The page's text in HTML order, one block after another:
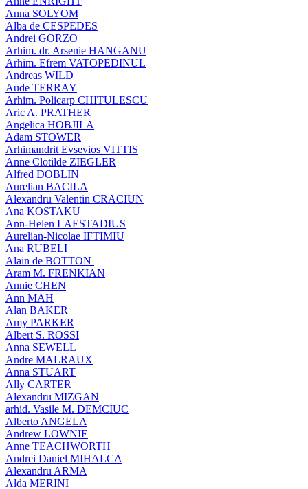
Anna SOLYOM
Alba de CESPEDES
Andrei GORZO
Arhim. dr. Arsenie HANGANU
Arhim. Efrem VATOPEDINUL
Andreas WILD
Aude TERRAY
Arhim. Policarp CHITULESCU
Aric A. PRATHER
Angelica HOBJILA
Adam STOWER
Arhimandrit Evsevios VITTIS
Anne Clotilde ZIEGLER
Alfred DOBLIN
Aurelian BACILA
Alexandru Valentin CRACIUN
Ana KOSTAKU
Ann-Helen LAESTADIUS
Aurelian-Nicolae IFTIMIU
Ana RUBELI
Alain de BOTTON
Aram Μ. FRENKIAN
Annie CHEN
Ann MAH
Alan BAKER
Amy PARKER
Albert S. ROSSI
Anna SEWELL
Andre MALRAUX
Anna STUART
Ally CARTER
Alexandru MIZGAN
arhid. Vasile M. DEMCIUC
Alberto ANGELA
Andrew LOWNIE
Anne TEACHWORTH
Andrei Daniel MIHALCA
Alexandru ARMA
Alda MERINI